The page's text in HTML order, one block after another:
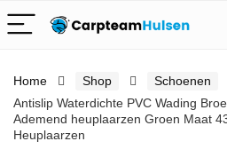
Home Shop Schoenen
Antislip Waterdichte PVC Wading
Ademend heuplaarzen Groen Maat
Heuplaarzen